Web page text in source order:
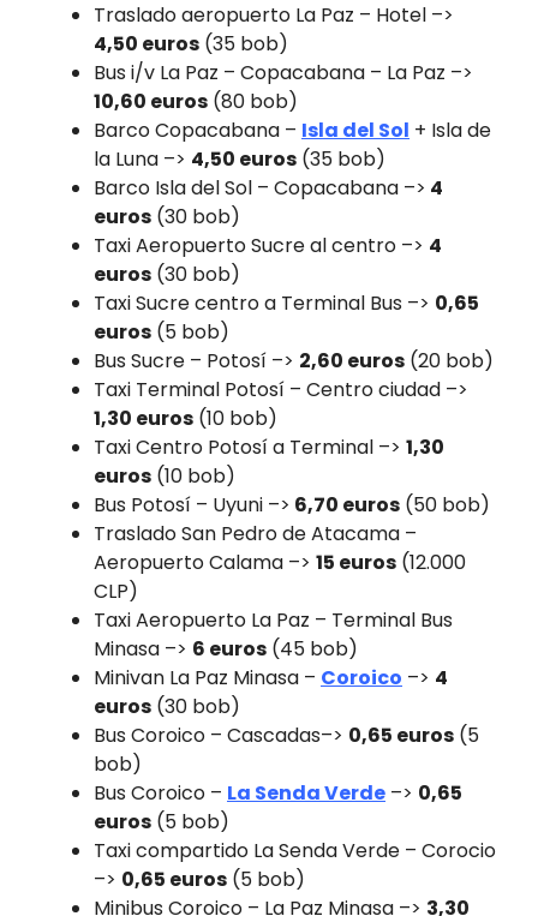
Traslado aeropuerto La Paz – Hotel –>
4,50 euros (35 bob)
Bus i/v La Paz – Copacabana – La Paz –>
10,60 euros (80 bob)
Barco Copacabana – Isla del Sol + Isla de
la Luna –> 4,50 euros (35 bob)
Barco Isla del Sol – Copacabana –> 4
euros (30 bob)
Taxi Aeropuerto Sucre al centro –> 4
euros (30 bob)
Taxi Sucre centro a Terminal Bus –> 0,65
euros (5 bob)
Bus Sucre – Potosí –> 2,60 euros (20 bob)
Taxi Terminal Potosí – Centro ciudad –>
1,30 euros (10 bob)
Taxi Centro Potosí a Terminal –> 1,30
euros (10 bob)
Bus Potosí – Uyuni –> 6,70 euros (50 bob)
Traslado San Pedro de Atacama –
Aeropuerto Calama –> 15 euros (12.000
CLP)
Taxi Aeropuerto La Paz – Terminal Bus
Minasa –> 6 euros (45 bob)
Minivan La Paz Minasa – Coroico –> 4
euros (30 bob)
Bus Coroico – Cascadas–> 0,65 euros (5
bob)
Bus Coroico – La Senda Verde –> 0,65
euros (5 bob)
Taxi compartido La Senda Verde – Corocio
–> 0,65 euros (5 bob)
Minibus Coroico – La Paz Minasa –> 3,30